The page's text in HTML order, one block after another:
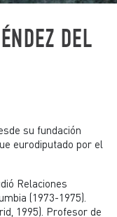
DEL
su fundación
eurodiputado por el
Relaciones
(1973-1975).
1995). Profesor de